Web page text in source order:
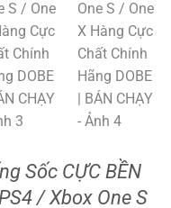
Sốc CỰC BỀN
/ Xbox One S